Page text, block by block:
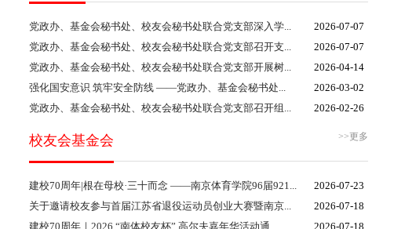
党政办、基金会秘书处、校友会秘书处联合党支部深入学...
2026-07-07
党政办、基金会秘书处、校友会秘书处联合党支部召开支...
2026-07-07
党政办、基金会秘书处、校友会秘书处联合党支部开展树...
2026-04-14
强化国安意识 筑牢安全防线 ——党政办、基金会秘书处...
2026-03-02
党政办、基金会秘书处、校友会秘书处联合党支部召开组...
2026-02-26
校友会基金会 >>更多
建校70周年|根在母校·三十而念 ——南京体育学院96届921...
2026-07-23
关于邀请校友参与首届江苏省退役运动员创业大赛暨南京...
2026-07-18
建校70周年｜2026 “南体校友杯” 高尔夫嘉年华活动通...
2026-07-18